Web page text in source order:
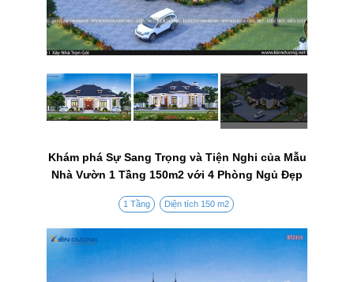
Khám phá Sự Sang Trọng và Tiện Nghi của Mẫu
Nhà Vườn 1 Tầng 150m2 với 4 Phòng Ngủ Đẹp
1 Tầng Diện tích 150 m2